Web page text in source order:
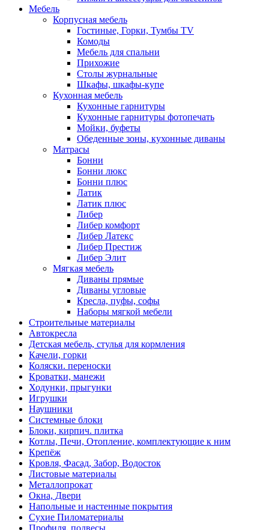
Мебель
Корпусная мебель
Гостиные, Горки, Тумбы TV
Комоды
Мебель для спальни
Прихожие
Столы журнальные
Шкафы, шкафы-купе
Кухонная мебель
Кухонные гарнитуры
Кухонные гарнитуры фотопечать
Мойки, буфеты
Обеденные зоны, кухонные диваны
Матрасы
Бонни
Бонни люкс
Бонни плюс
Латик
Латик плюс
Либер
Либер комфорт
Либер Латекс
Либер Престиж
Либер Элит
Мягкая мебель
Диваны прямые
Диваны угловые
Кресла, пуфы, софы
Наборы мягкой мебели
Строительные материалы
Автокресла
Детская мебель, стулья для кормления
Качели, горки
Коляски. переноски
Кроватки, манежи
Ходунки, прыгунки
Игрушки
Наушники
Системные блоки
Блоки, кирпич. плитка
Котлы, Печи, Отопление, комплектующие к ним
Крепёж
Кровля, Фасад, Забор, Водосток
Листовые материалы
Металлопрокат
Окна, Двери
Напольные и настенные покрытия
Сухие Пиломатериалы